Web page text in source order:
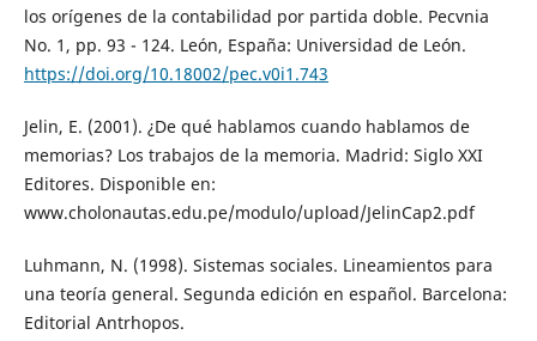
los orígenes de la contabilidad por partida doble. Pecvnia
No. 1, pp. 93 - 124. León, España: Universidad de León.
https://doi.org/10.18002/pec.v0i1.743
Jelin, E. (2001). ¿De qué hablamos cuando hablamos de
memorias? Los trabajos de la memoria. Madrid: Siglo XXI
Editores. Disponible en:
www.cholonautas.edu.pe/modulo/upload/JelinCap2.pdf
Luhmann, N. (1998). Sistemas sociales. Lineamientos para
una teoría general. Segunda edición en español. Barcelona:
Editorial Antrhopos.